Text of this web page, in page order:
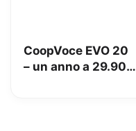
CoopVoce EVO 20
– un anno a 29.90€